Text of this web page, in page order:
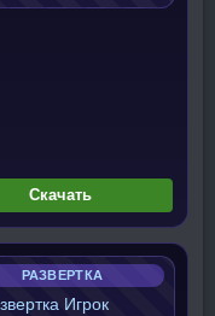
Скачать
РАЗВЕРТКА